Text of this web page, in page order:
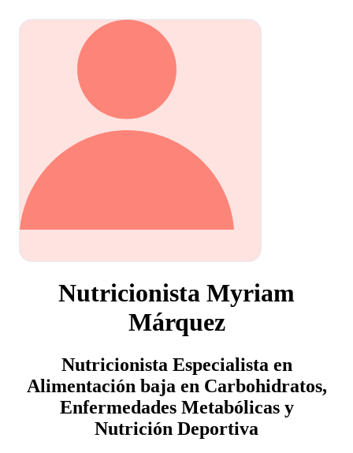
Nutricionista Myriam
Márquez
Nutricionista Especialista en
Alimentación baja en Carbohidratos,
Enfermedades Metabólicas y
Nutrición Deportiva